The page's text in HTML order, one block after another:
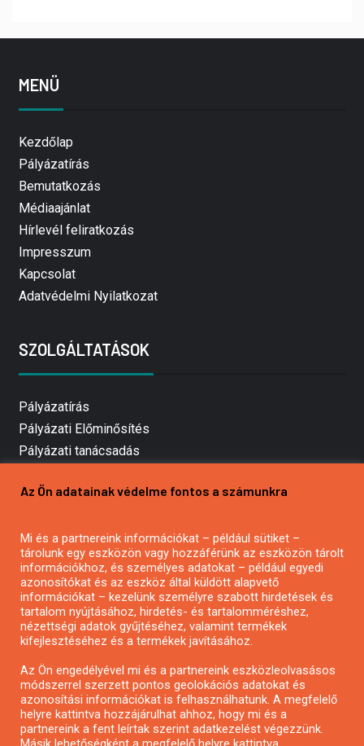
MENÜ
Kezdőlap
Pályázatírás
Bemutatkozás
Médiaajánlat
Hírlevél feliratkozás
Impresszum
Kapcsolat
Adatvédelmi Nyilatkozat
SZOLGÁLTATÁSOK
Pályázatírás
Pályázati Előminősítés
Pályázati tanácsadás
Mezőgazdasági pályázatírás
Pályázatírás civil szervezeteknek
Pályázatírás önkormányzatoknak
Pályázatfigyelés
Specifikus pályázatfigyelés vagy hírlevél
Pályázatok magánszemélyeknek
Pályázatok civil szervezeteknek
Az Ön adatainak védelme fontos a számunkra
Mi és a partnereink információkat – például sütiket –
tárolunk egy eszközön vagy hozzáférünk az eszközön tárolt
információkhoz, és személyes adatokat – például egyedi
azonosítókat és az eszköz által küldött alapvető
információkat – kezelünk személyre szabott hirdetések és
tartalom nyújtásához, hirdetés- és tartalomméréshez,
nézettségi adatok gyűjtéséhez, valamint termékek
kifejlesztéséhez és a termékek javításához.
Az Ön engedélyével mi és a partnereink eszközleolvasásos
módszerrel szerzett pontos geolokációs adatokat és
azonosítási információkat is felhasználhatunk. A megfelelő
helyre kattintva hozzájárulhat ahhoz, hogy mi és a
partnereink a fent leírtak szerint adatkezelést végezzünk.